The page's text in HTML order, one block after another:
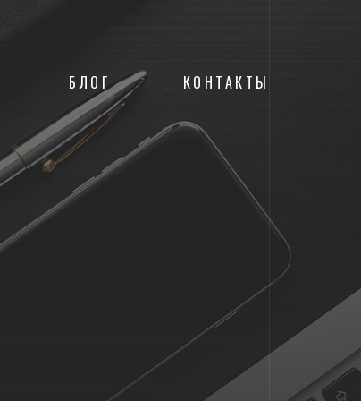
БЛОГ КОНТАКТЫ